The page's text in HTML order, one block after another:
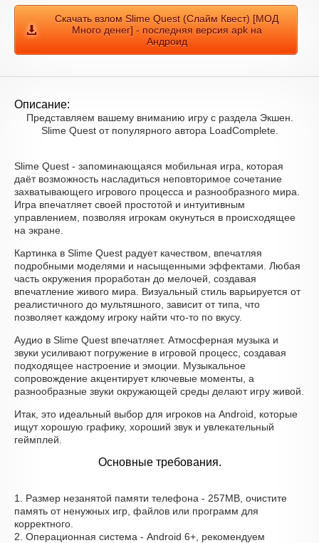
Скачать взлом Slime Quest (Слайм Квест) [МОД
Много денег] - последняя версия apk на
Андроид
Описание:
Представляем вашему вниманию игру с раздела Экшен.
Slime Quest от популярного автора LoadComplete.
Slime Quest - запоминающаяся мобильная игра, которая
даёт возможность насладиться неповторимое сочетание
захватывающего игрового процесса и разнообразного мира.
Игра впечатляет своей простотой и интуитивным
управлением, позволяя игрокам окунуться в происходящее
на экране.
Картинка в Slime Quest радует качеством, впечатляя
подробными моделями и насыщенными эффектами. Любая
часть окружения проработан до мелочей, создавая
впечатление живого мира. Визуальный стиль варьируется от
реалистичного до мультяшного, зависит от типа, что
позволяет каждому игроку найти что-то по вкусу.
Аудио в Slime Quest впечатляет. Атмосферная музыка и
звуки усиливают погружение в игровой процесс, создавая
подходящее настроение и эмоции. Музыкальное
сопровождение акцентирует ключевые моменты, а
разнообразные звуки окружающей среды делают игру живой.
Итак, это идеальный выбор для игроков на Android, которые
ищут хорошую графику, хороший звук и увлекательный
геймплей.
Основные требования.
1. Размер незанятой памяти телефона - 257MB, очистите
память от ненужных игр, файлов или программ для
корректного.
2. Операционная система - Android 6+, рекомендуем